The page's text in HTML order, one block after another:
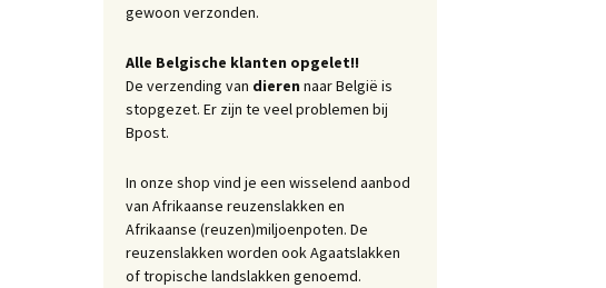
gewoon verzonden.
Alle Belgische klanten opgelet!!
De verzending van dieren naar België is
stopgezet. Er zijn te veel problemen bij
Bpost.
In onze shop vind je een wisselend aanbod
van Afrikaanse reuzenslakken en
Afrikaanse (reuzen)miljoenpoten. De
reuzenslakken worden ook Agaatslakken
of tropische landslakken genoemd.